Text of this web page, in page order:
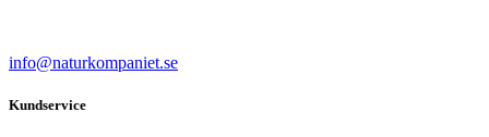
info@naturkompaniet.se
Kundservice